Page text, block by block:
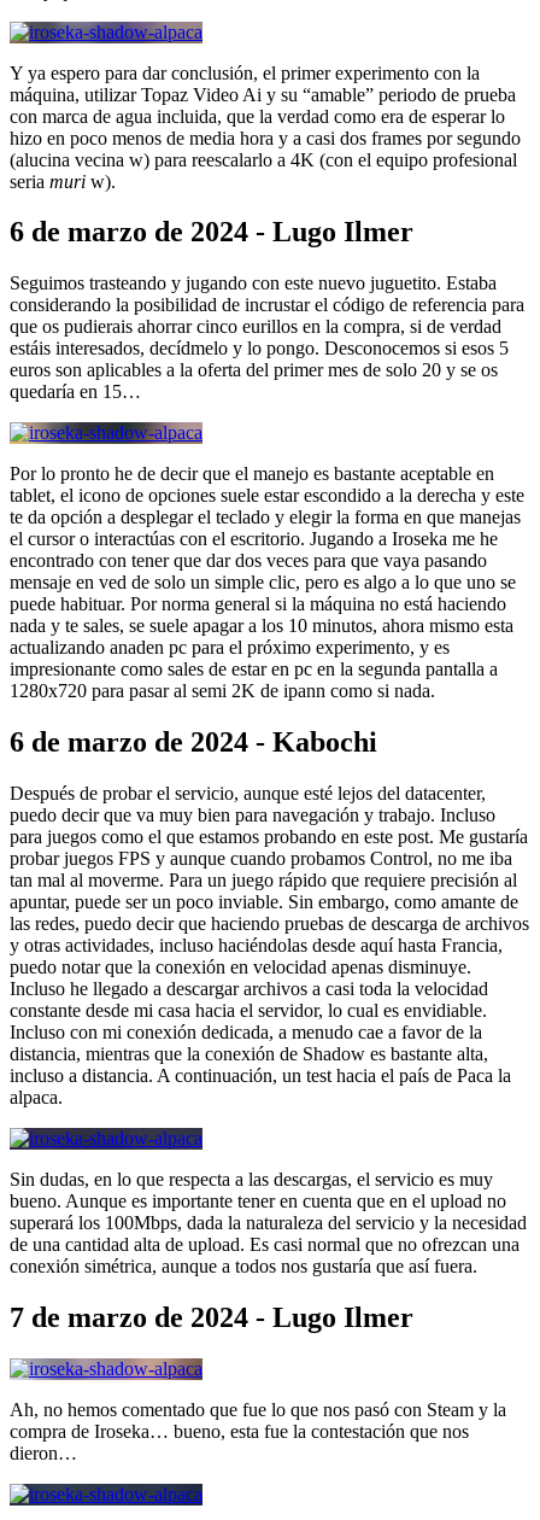
Y ya espero para dar conclusión, el primer experimento con la
máquina, utilizar Topaz Video Ai y su “amable” periodo de prueba
con marca de agua incluida, que la verdad como era de esperar lo
hizo en poco menos de media hora y a casi dos frames por segundo
(alucina vecina w) para reescalarlo a 4K (con el equipo profesional
seria muri w).
6 de marzo de 2024 - Lugo Ilmer
Seguimos trasteando y jugando con este nuevo juguetito. Estaba
considerando la posibilidad de incrustar el código de referencia para
que os pudierais ahorrar cinco eurillos en la compra, si de verdad
estáis interesados, decídmelo y lo pongo. Desconocemos si esos 5
euros son aplicables a la oferta del primer mes de solo 20 y se os
quedaría en 15…
Por lo pronto he de decir que el manejo es bastante aceptable en
tablet, el icono de opciones suele estar escondido a la derecha y este
te da opción a desplegar el teclado y elegir la forma en que manejas
el cursor o interactúas con el escritorio. Jugando a Iroseka me he
encontrado con tener que dar dos veces para que vaya pasando
mensaje en ved de solo un simple clic, pero es algo a lo que uno se
puede habituar. Por norma general si la máquina no está haciendo
nada y te sales, se suele apagar a los 10 minutos, ahora mismo esta
actualizando anaden pc para el próximo experimento, y es
impresionante como sales de estar en pc en la segunda pantalla a
1280x720 para pasar al semi 2K de ipann como si nada.
6 de marzo de 2024 - Kabochi
Después de probar el servicio, aunque esté lejos del datacenter,
puedo decir que va muy bien para navegación y trabajo. Incluso
para juegos como el que estamos probando en este post. Me gustaría
probar juegos FPS y aunque cuando probamos Control, no me iba
tan mal al moverme. Para un juego rápido que requiere precisión al
apuntar, puede ser un poco inviable. Sin embargo, como amante de
las redes, puedo decir que haciendo pruebas de descarga de archivos
y otras actividades, incluso haciéndolas desde aquí hasta Francia,
puedo notar que la conexión en velocidad apenas disminuye.
Incluso he llegado a descargar archivos a casi toda la velocidad
constante desde mi casa hacia el servidor, lo cual es envidiable.
Incluso con mi conexión dedicada, a menudo cae a favor de la
distancia, mientras que la conexión de Shadow es bastante alta,
incluso a distancia. A continuación, un test hacia el país de Paca la
alpaca.
Sin dudas, en lo que respecta a las descargas, el servicio es muy
bueno. Aunque es importante tener en cuenta que en el upload no
superará los 100Mbps, dada la naturaleza del servicio y la necesidad
de una cantidad alta de upload. Es casi normal que no ofrezcan una
conexión simétrica, aunque a todos nos gustaría que así fuera.
7 de marzo de 2024 - Lugo Ilmer
Ah, no hemos comentado que fue lo que nos pasó con Steam y la
compra de Iroseka… bueno, esta fue la contestación que nos
dieron…